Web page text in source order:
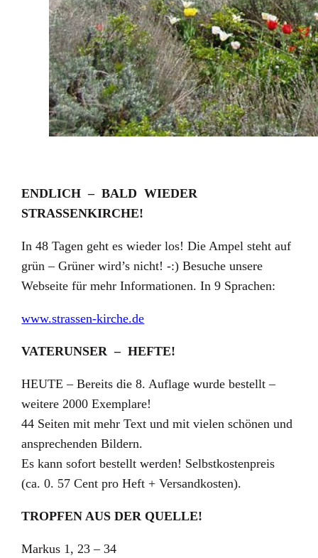
ENDLICH – BALD WIEDER
STRASSENKIRCHE!
In 48 Tagen geht es wieder los! Die Ampel steht auf
grün – Grüner wird’s nicht! -:) Besuche unsere
Webseite für mehr Informationen. In 9 Sprachen:
www.strassen-kirche.de
VATERUNSER – HEFTE!
HEUTE – Bereits die 8. Auflage wurde bestellt –
weitere 2000 Exemplare!
44 Seiten mit mehr Text und mit vielen schönen und
ansprechenden Bildern.
Es kann sofort bestellt werden! Selbstkostenpreis
(ca. 0. 57 Cent pro Heft + Versandkosten).
TROPFEN AUS DER QUELLE!
Markus 1, 23 – 34